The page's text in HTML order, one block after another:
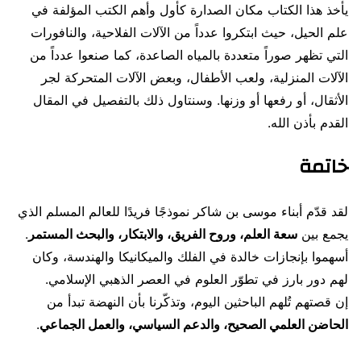
يأخذ هذا الكتاب مكان الصدارة كأول وأهم الكتب المؤلفة في
علم الحيل، حيث ابتكروا عدداً من الآلات الفلاحية، والنافورات
التي تظهر صوراً متعددة بالمياه الصاعدة، كما صنعوا عدداً من
الآلات المنزلية، ولعب الأطفال، وبعض الآلات المتحركة لجر
الأثقال، أو رفعها أو وزنها. وسنتاول ذلك بالتفصيل في المقال
القدم بأذن الله.
خاتمة
لقد قدّم أبناء موسى بن شاكر نموذجًا فريدًا للعالم المسلم الذي
يجمع بين سعة العلم، وروح الفريق، والابتكار، والبحث المستمر .
أسهموا بإنجازات خالدة في الفلك والميكانيكا والهندسة، وكان
لهم دور بارز في تطوّر العلوم في العصر الذهبي الإسلامي.
إن قصتهم تُلهم الباحثين اليوم، وتذكّرنا بأن النهضة تبدأ من
الحاضن العلمي الصحيح، والدعم السياسي، والعمل الجماعي.